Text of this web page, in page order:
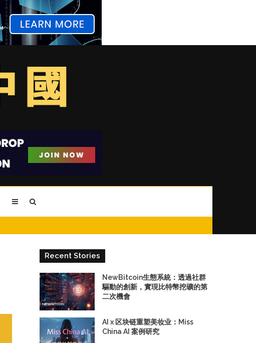
Sidebar
Recent Stories
NewBitcoin生態系統：透過社群
驅動的創新，實現比特幣挖礦的第
二次機會
AI x 区块链重塑美妆业：Miss
China AI 案例研究